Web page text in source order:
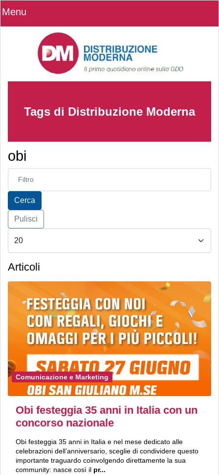
Menu
Tags di Distribuzione Moderna
obi
Inserisci parte del titolo
Cerca
Pulisci
Articoli
Comunicazione e Marketing
Obi festeggia 35 anni in Italia con un
concorso nazionale
Obi festeggia 35 anni in Italia e nel mese dedicato alle
celebrazioni dell’anniversario, sceglie di condividere questo
importante traguardo coinvolgendo direttamente la sua
community: nasce così il pr...